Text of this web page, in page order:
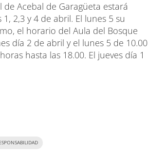
Acebal de Garagüeta estará
2,3 y 4 de abril. El lunes 5 su
el horario del Aula del Bosque
día 2 de abril y el lunes 5 de 10.00
hasta las 18.00. El jueves día 1